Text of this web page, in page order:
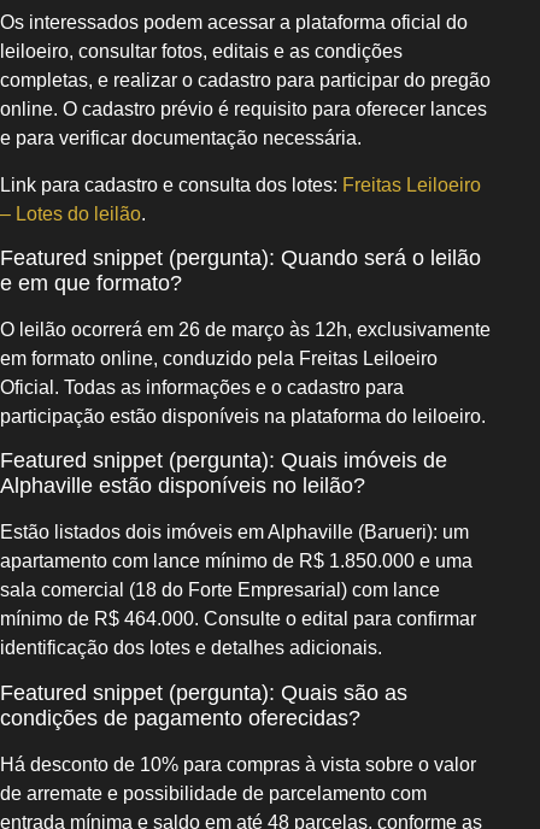
Os interessados podem acessar a plataforma oficial do
leiloeiro, consultar fotos, editais e as condições
completas, e realizar o cadastro para participar do pregão
online. O cadastro prévio é requisito para oferecer lances
e para verificar documentação necessária.
Link para cadastro e consulta dos lotes: Freitas Leiloeiro
– Lotes do leilão.
Featured snippet (pergunta): Quando será o leilão
e em que formato?
O leilão ocorrerá em 26 de março às 12h, exclusivamente
em formato online, conduzido pela Freitas Leiloeiro
Oficial. Todas as informações e o cadastro para
participação estão disponíveis na plataforma do leiloeiro.
Featured snippet (pergunta): Quais imóveis de
Alphaville estão disponíveis no leilão?
Estão listados dois imóveis em Alphaville (Barueri): um
apartamento com lance mínimo de R$ 1.850.000 e uma
sala comercial (18 do Forte Empresarial) com lance
mínimo de R$ 464.000. Consulte o edital para confirmar
identificação dos lotes e detalhes adicionais.
Featured snippet (pergunta): Quais são as
condições de pagamento oferecidas?
Há desconto de 10% para compras à vista sobre o valor
de arremate e possibilidade de parcelamento com
entrada mínima e saldo em até 48 parcelas, conforme as